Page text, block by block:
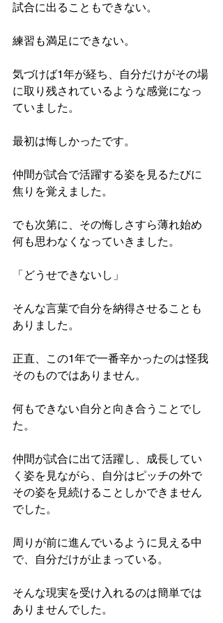
試合に出ることもできない。
練習も満足にできない。
気づけば1年が経ち、自分だけがその場
に取り残されているような感覚になっ
ていました。
最初は悔しかったです。
仲間が試合で活躍する姿を見るたびに
焦りを覚えました。
でも次第に、その悔しさすら薄れ始め
何も思わなくなっていきました。
「どうせできないし」
そんな言葉で自分を納得させることも
ありました。
正直、この1年で一番辛かったのは怪我
そのものではありません。
何もできない自分と向き合うことでし
た。
仲間が試合に出て活躍し、成長してい
く姿を見ながら、自分はピッチの外で
その姿を見続けることしかできません
でした。
周りが前に進んでいるように見える中
で、自分だけが止まっている。
そんな現実を受け入れるのは簡単では
ありませんでした。